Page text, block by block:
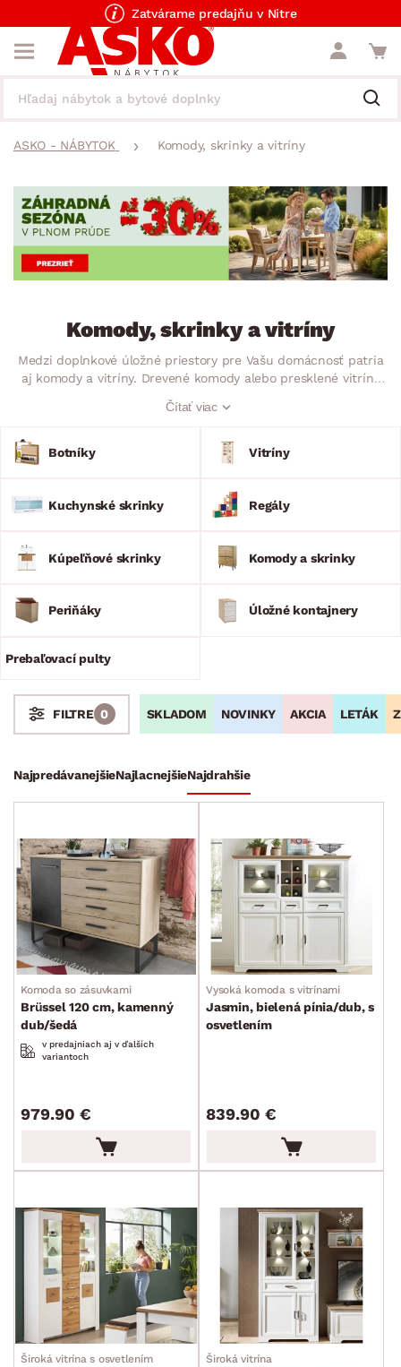
Zatvárame predajňu v Nitre
ASKO - NÁBYTOK Komody, skrinky a vitríny
Komody, skrinky a vitríny
Medzi doplnkové úložné priestory pre Vašu domácnosť patria
aj komody a vitríny. Drevené komody alebo presklené vitríny
plniť praktickú funkciu.
Čítať viac
Botníky Vitríny
Kuchynské skrinky Regály
Kúpeľňové skrinky Komody a skrinky
Periňáky Úložné kontajnery
Prebaľovací pulty
Kuchynské skrinky
Regály
Kúpeľňové skrinky
Komody a skrinky
Periňáky
Úložné kontajnery
Prebaľovací pulty
Bytové doplnky
Sedacie súpravy a pohovky
Zostavy a steny
Drobný nábytok
Spotrebiče
DEKOR
ROZMERY
min.
MATERIÁL
SKLADOM NOVINKY AKCIA LETÁK
FILTRE 0
NajpredávanejšieNajlacnejšieNajdrahšie
Komoda so zásuvkami
Brüssel 120 cm, kamenný
dub/šedá
v predajniach aj v ďalších
variantoch
979.90 €
Vysoká komoda s vitrínami
Jasmin, bielená pínia/dub, s
osvetlením
839.90 €
Široká vitrína s osvetlením Široká vitrína